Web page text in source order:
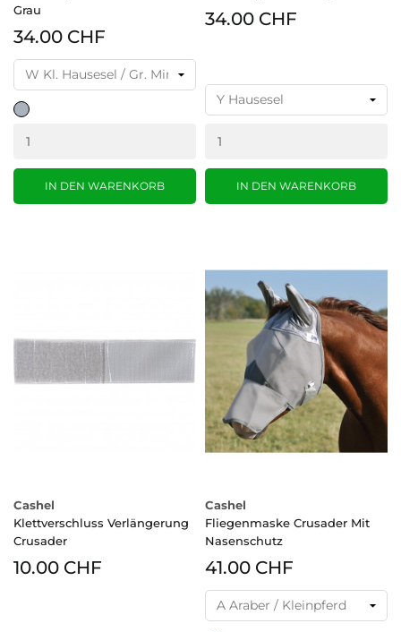
Grau
34.00 CHF
grau
IN DEN WARENKORB
34.00 CHF
IN DEN WARENKORB
Cashel
Klettverschluss Verlängerung
Crusader
10.00 CHF
Cashel
Fliegenmaske Crusader Mit
Nasenschutz
41.00 CHF